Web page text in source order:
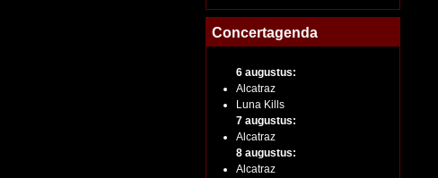
Concertagenda
6 augustus:
Alcatraz
Luna Kills
7 augustus:
Alcatraz
8 augustus:
Alcatraz